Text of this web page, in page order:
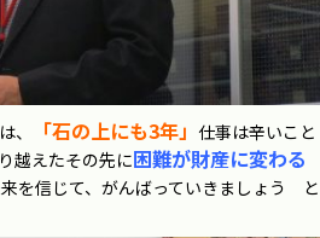
、 「石の上にも3年」 仕事は辛いこと
越えたその先に困難が財産に変わる
を信じて、がんばっていきましょう と